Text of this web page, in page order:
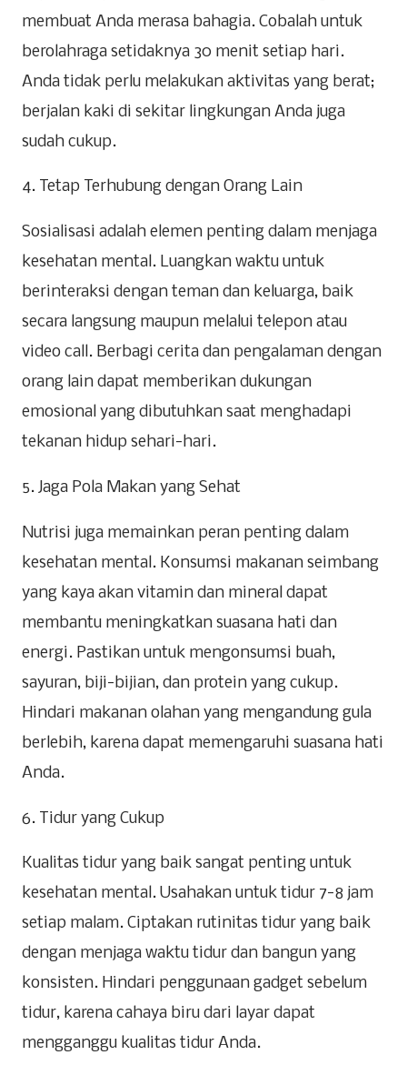
membuat Anda merasa bahagia. Cobalah untuk
berolahraga setidaknya 30 menit setiap hari.
Anda tidak perlu melakukan aktivitas yang berat;
berjalan kaki di sekitar lingkungan Anda juga
sudah cukup.
4. Tetap Terhubung dengan Orang Lain
Sosialisasi adalah elemen penting dalam menjaga
kesehatan mental. Luangkan waktu untuk
berinteraksi dengan teman dan keluarga, baik
secara langsung maupun melalui telepon atau
video call. Berbagi cerita dan pengalaman dengan
orang lain dapat memberikan dukungan
emosional yang dibutuhkan saat menghadapi
tekanan hidup sehari-hari.
5. Jaga Pola Makan yang Sehat
Nutrisi juga memainkan peran penting dalam
kesehatan mental. Konsumsi makanan seimbang
yang kaya akan vitamin dan mineral dapat
membantu meningkatkan suasana hati dan
energi. Pastikan untuk mengonsumsi buah,
sayuran, biji-bijian, dan protein yang cukup.
Hindari makanan olahan yang mengandung gula
berlebih, karena dapat memengaruhi suasana hati
Anda.
6. Tidur yang Cukup
Kualitas tidur yang baik sangat penting untuk
kesehatan mental. Usahakan untuk tidur 7-8 jam
setiap malam. Ciptakan rutinitas tidur yang baik
dengan menjaga waktu tidur dan bangun yang
konsisten. Hindari penggunaan gadget sebelum
tidur, karena cahaya biru dari layar dapat
mengganggu kualitas tidur Anda.